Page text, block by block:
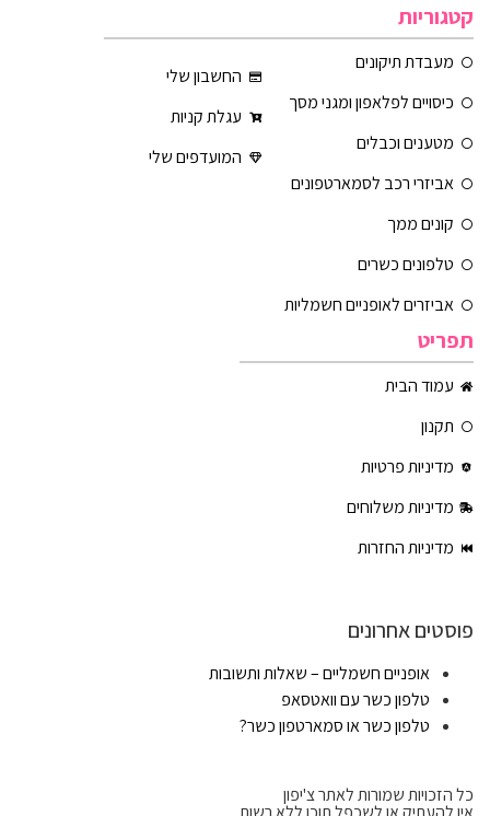
קטגוריות
מעבדת תיקונים
כיסויים לפלאפון ומגני מסך
מטענים וכבלים
אביזרי רכב לסמארטפונים
קונים ממך
טלפונים כשרים
אביזרים לאופניים חשמליות
החשבון שלי
עגלת קניות
המועדפים שלי
תפריט
עמוד הבית
תקנון
מדיניות פרטיות
מדיניות משלוחים
מדיניות החזרות
פוסטים אחרונים
אופניים חשמליים – שאלות ותשובות
טלפון כשר עם וואטסאפ
טלפון כשר או סמארטפון כשר?
כל הזכויות שמורות לאתר צ'יפון